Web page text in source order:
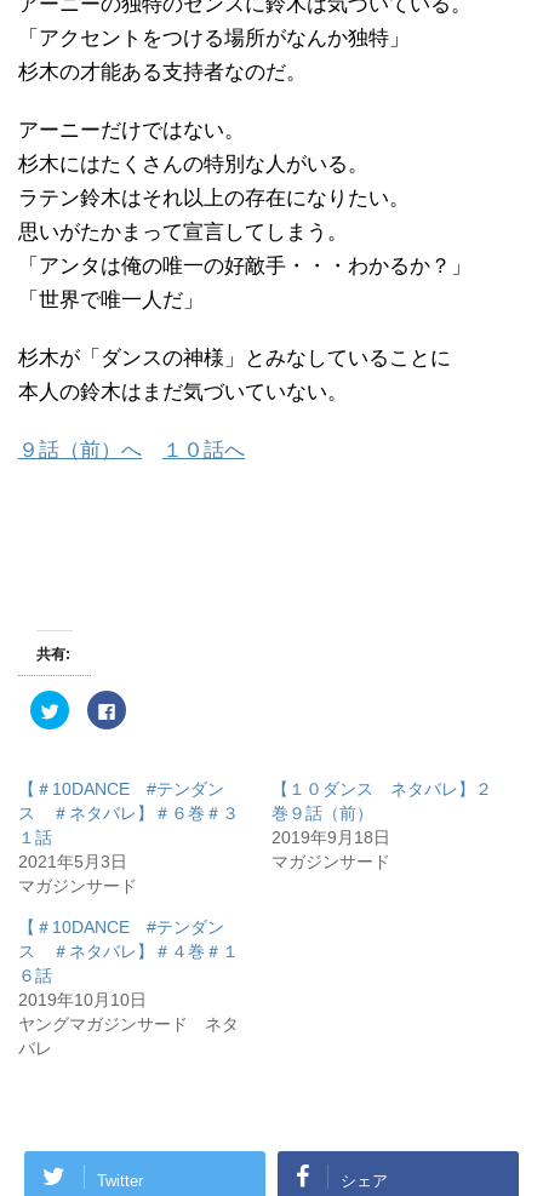
「アクセントをつける場所がなんか独特」
杉木の才能ある支持者なのだ。
アーニーだけではない。
杉木にはたくさんの特別な人がいる。
ラテン鈴木はそれ以上の存在になりたい。
思いがたかまって宣言してしまう。
「アンタは俺の唯一の好敵手・・・わかるか？」
「世界で唯一人だ」
杉木が「ダンスの神様」とみなしていることに
本人の鈴木はまだ気づいていない。
９話（前）へ １０話へ
共有:
ク
リ
て
T
w
i
t
e
r
で
有
新
ウ
ィ
ン
F
a
o
o
k
で
有
す
る
に
ク
ッ
て
だ
ド
ウ
【＃10DANCE #テンダン
ス ＃ネタバレ】＃６巻＃３
１話
2021年5月3日
マガジンサード
【１０ダンス ネタバレ】２
巻９話（前）
2019年9月18日
マガジンサード
【＃10DANCE #テンダン
ス ＃ネタバレ】＃４巻＃１
６話
2019年10月10日
ヤングマガジンサード ネタ
バレ
Twitter シェア